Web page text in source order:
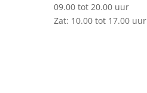
09.00 tot 20.00 uur
Zat: 10.00 tot 17.00 uur